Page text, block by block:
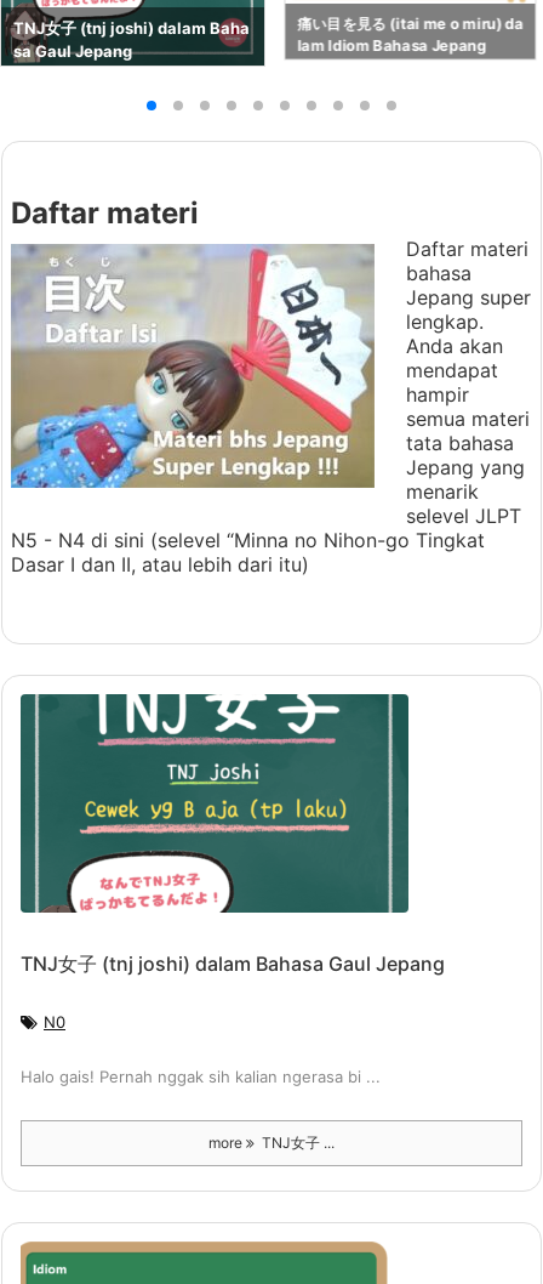
TNJ女子 (tnj joshi) dalam Baha
sa Gaul Jepang
痛い目を見る (itai me o miru) da
lam Idiom Bahasa Jepang
Daftar materi
Daftar materi
bahasa
Jepang super
lengkap.
Anda akan
mendapat
hampir
semua materi
tata bahasa
Jepang yang
menarik
selevel JLPT
N5 - N4 di sini (selevel “Minna no Nihon-go Tingkat
Dasar I dan II, atau lebih dari itu)
TNJ女子 (tnj joshi) dalam Bahasa Gaul Jepang
N0
Halo gais! Pernah nggak sih kalian ngerasa bi ...
more TNJ女子 ...